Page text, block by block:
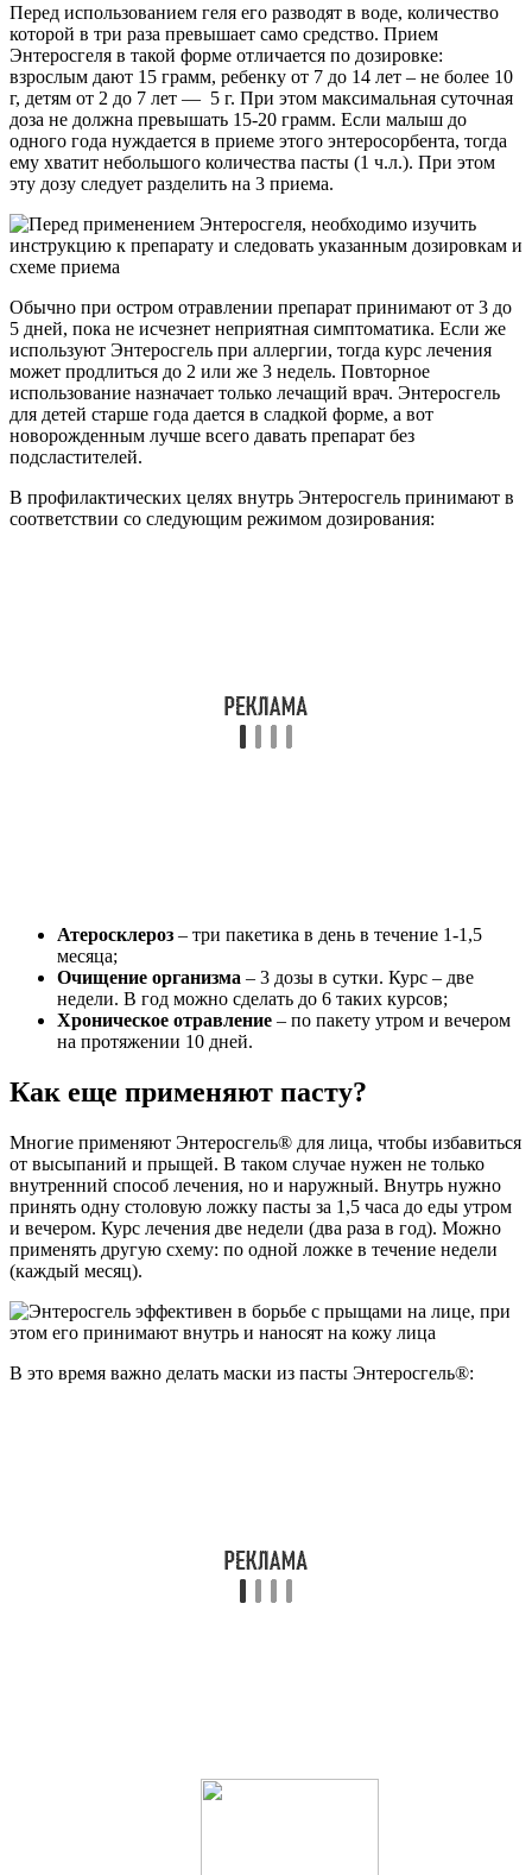
Перед использованием геля его разводят в воде, количество
которой в три раза превышает само средство. Прием
Энтеросгеля в такой форме отличается по дозировке:
взрослым дают 15 грамм, ребенку от 7 до 14 лет – не более 10
г, детям от 2 до 7 лет — 5 г. При этом максимальная суточная
доза не должна превышать 15-20 грамм. Если малыш до
одного года нуждается в приеме этого энтеросорбента, тогда
ему хватит небольшого количества пасты (1 ч.л.). При этом
эту дозу следует разделить на 3 приема.
Обычно при остром отравлении препарат принимают от 3 до
5 дней, пока не исчезнет неприятная симптоматика. Если же
используют Энтеросгель при аллергии, тогда курс лечения
может продлиться до 2 или же 3 недель. Повторное
использование назначает только лечащий врач. Энтеросгель
для детей старше года дается в сладкой форме, а вот
новорожденным лучше всего давать препарат без
подсластителей.
В профилактических целях внутрь Энтеросгель принимают в
соответствии со следующим режимом дозирования:
Атеросклероз – три пакетика в день в течение 1-1,5
месяца;
Очищение организма – 3 дозы в сутки. Курс – две
недели. В год можно сделать до 6 таких курсов;
Хроническое отравление – по пакету утром и вечером
на протяжении 10 дней.
Как еще применяют пасту?
Многие применяют Энтеросгель® для лица, чтобы избавиться
от высыпаний и прыщей. В таком случае нужен не только
внутренний способ лечения, но и наружный. Внутрь нужно
принять одну столовую ложку пасты за 1,5 часа до еды утром
и вечером. Курс лечения две недели (два раза в год). Можно
применять другую схему: по одной ложке в течение недели
(каждый месяц).
В это время важно делать маски из пасты Энтеросгель®: